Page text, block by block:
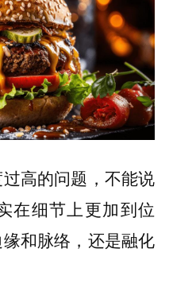
高的问题，不能说
在细节上更加到位
和脉络，还是融化